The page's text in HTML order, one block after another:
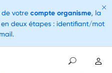
de votre compte organisme, la
deux étapes : identifiant/mot